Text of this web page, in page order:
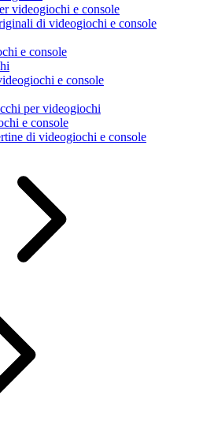
videogiochi e console
di videogiochi e console
e console
e console
per videogiochi
e console
di videogiochi e console